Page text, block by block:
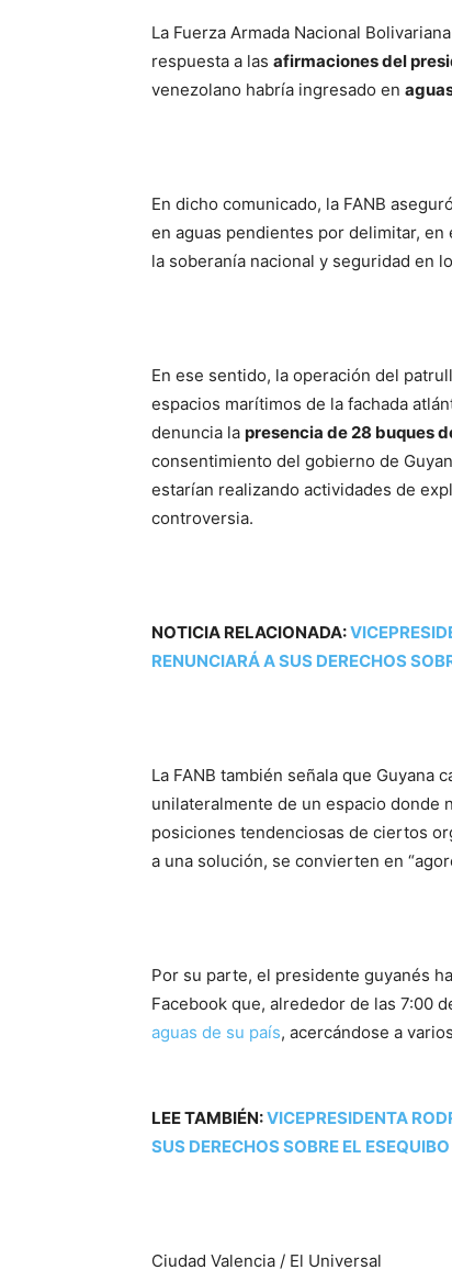
La Fuerza Armada Nacional
respuesta a las afirmaciones del
venezolano habría ingresado en
En dicho comunicado, la FANB
en aguas pendientes por delimitar,
la soberanía nacional y seguridad en
En ese sentido, la operación del
espacios marítimos de la fachada
denuncia la presencia de 28 buques
consentimiento del gobierno de
estarían realizando actividades de
controversia.
NOTICIA RELACIONADA:
RENUNCIARÁ A SUS DERECHOS
La FANB también señala que Guyana
unilateralmente de un espacio donde
posiciones tendenciosas de ciertos
a una solución, se convierten en
Por su parte, el presidente guyanés
Facebook que, alrededor de las 7:00
aguas de su país, acercándose a
LEE TAMBIÉN:VICEPRESIDENTA
SUS DERECHOS SOBRE EL ESEQUIBO
Ciudad Valencia / El Universal